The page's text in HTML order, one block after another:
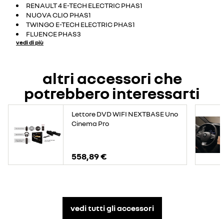
RENAULT 4 E-TECH ELECTRIC PHAS1
NUOVA CLIO PHAS1
TWINGO E-TECH ELECTRIC PHAS1
FLUENCE PHAS3
vedi di più
altri accessori che
potrebbero interessarti
Lettore DVD WIFI NEXTBASE Uno
Cinema Pro
558,89 €
vedi tutti gli accessori​